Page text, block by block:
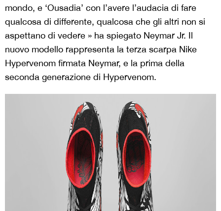
mondo, e ‘Ousadia’ con l’avere l’audacia di fare
qualcosa di differente, qualcosa che gli altri non si
aspettano di vedere » ha spiegato Neymar Jr. Il
nuovo modello rappresenta la terza scarpa Nike
Hypervenom firmata Neymar, e la prima della
seconda generazione di Hypervenom.